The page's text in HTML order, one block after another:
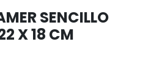
SENCILLO
X 18 CM